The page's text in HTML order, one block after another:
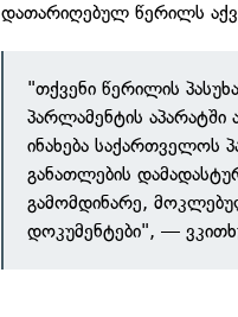
დათარიღებულ წერილს
"თქვენი წერილის
პარლამენტის
ინახება საქართველოს
განათლების
გამომდინარე,
დოკუმენტები", —